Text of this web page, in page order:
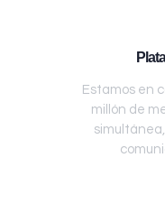
Estamos en
millón de